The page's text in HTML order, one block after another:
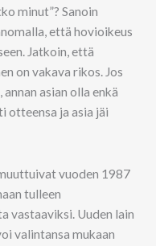
minut”? Sanoin
että hovioikeus
Jatkoin, että
on vakava rikos. Jos
asian olla enkä
ja asia jäi
vuoden 1987
tulleen
vastaaviksi. Uuden lain
valintansa mukaan